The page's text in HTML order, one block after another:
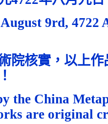
9rd, 4722
院核實，以上
the China
are original